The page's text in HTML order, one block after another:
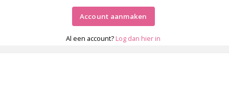
Account aanmaken
Al een account? Log dan hier in